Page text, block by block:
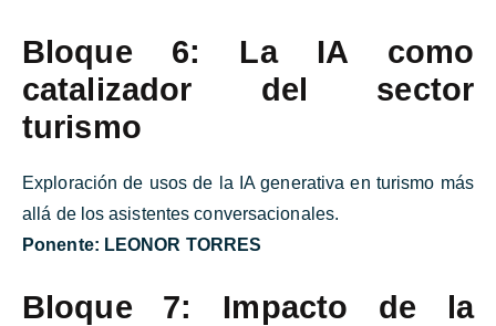
Bloque 6: La IA como
catalizador del sector
turismo
Exploración de usos de la IA generativa en turismo más
allá de los asistentes conversacionales.
Ponente: LEONOR TORRES
Bloque 7: Impacto de la